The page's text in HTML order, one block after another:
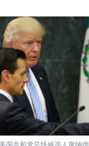
年
国共和党总统候选人唐纳